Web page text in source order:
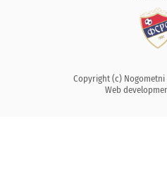
Copyright (c) Nogometni
Web